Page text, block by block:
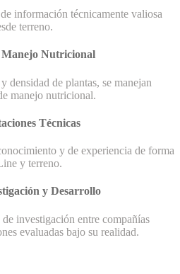
información técnicamente valiosa
terreno.
Manejo Nutricional
densidad de plantas, se manejan
manejo nutricional.
Técnicas
y de experiencia de forma
y terreno.
y Desarrollo
investigación entre compañías
evaluadas bajo su realidad.